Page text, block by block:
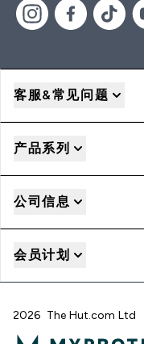
客服&常见问题
产品系列
公司信息
会员计划
2026 The Hut.com Ltd